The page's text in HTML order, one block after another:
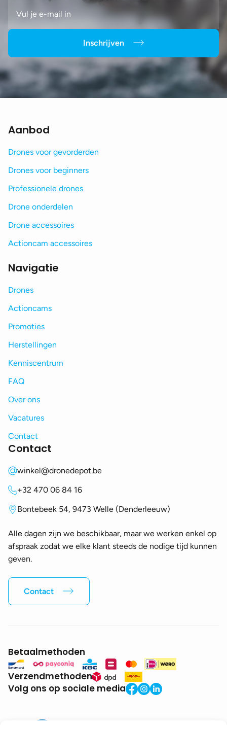
Inschrijven
Aanbod
Drones voor gevorderden
Drones voor beginners
Professionele drones
Drone onderdelen
Drone accessoires
Actioncam accessoires
Navigatie
Drones
Actioncams
Promoties
Herstellingen
Kenniscentrum
FAQ
Over ons
Vacatures
Contact
Contact
winkel@dronedepot.be
+32 470 06 84 16
Bontebeek 54, 9473 Welle (Denderleeuw)
Alle dagen zijn we beschikbaar, maar we werken enkel op
afspraak zodat we elke klant steeds de nodige tijd kunnen
geven.
Contact
Betaalmethoden
Verzendmethoden
Volg ons op sociale media